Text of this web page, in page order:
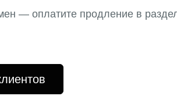
— оплатите продление в